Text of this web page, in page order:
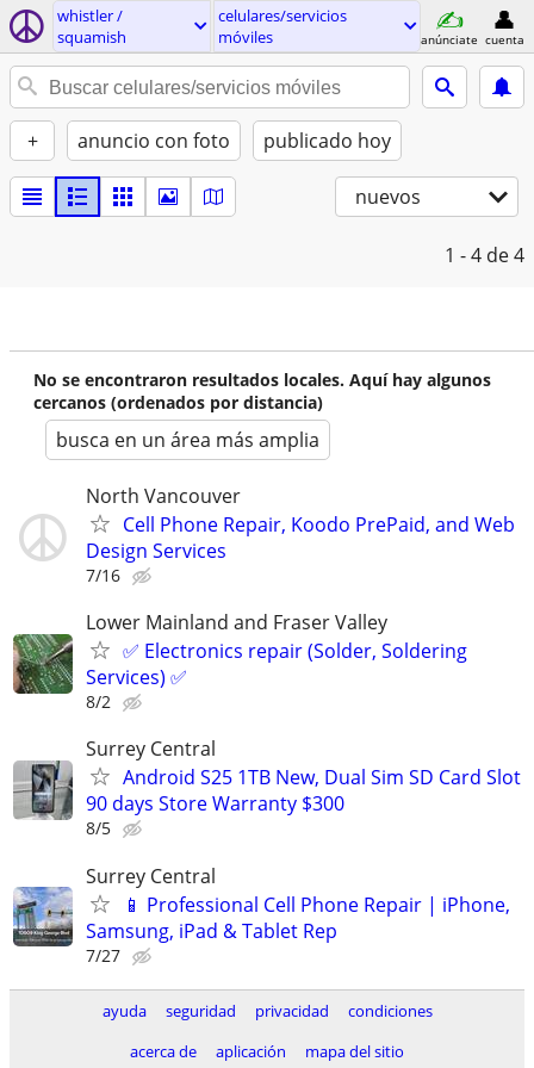
whistler /
squamish
celulares/servicios
móviles
anúnciate cuenta
+ anuncio con foto publicado hoy
nuevos
1 - 4 de 4
No se encontraron resultados locales. Aquí hay algunos
cercanos (ordenados por distancia)
busca en un área más amplia
North Vancouver
Cell Phone Repair, Koodo PrePaid, and Web
Design Services
7/16
Lower Mainland and Fraser Valley
✅ Electronics repair (Solder, Soldering
Services) ✅
8/2
Surrey Central
Android S25 1TB New, Dual Sim SD Card Slot
90 days Store Warranty $300
8/5
Surrey Central
📱 Professional Cell Phone Repair | iPhone,
Samsung, iPad & Tablet Rep
7/27
ayuda seguridad privacidad
condiciones
acerca de
aplicación mapa del sitio